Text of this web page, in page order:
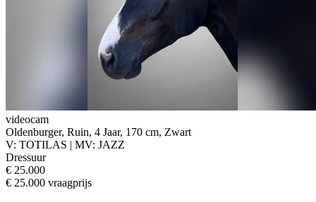
videocam
Oldenburger, Ruin, 4 Jaar, 170 cm, Zwart
V: TOTILAS | MV: JAZZ
Dressuur
€ 25.000
€ 25.000 vraagprijs